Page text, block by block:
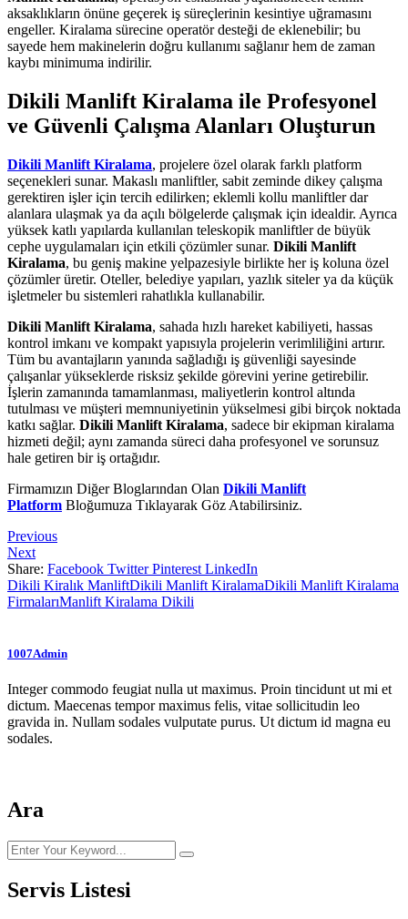
aksaklıkların önüne geçerek iş süreçlerinin kesintiye uğramasını
engeller. Kiralama sürecine operatör desteği de eklenebilir; bu
sayede hem makinelerin doğru kullanımı sağlanır hem de zaman
kaybı minimuma indirilir.
Dikili Manlift Kiralama ile Profesyonel
ve Güvenli Çalışma Alanları Oluşturun
Dikili Manlift Kiralama, projelere özel olarak farklı platform
seçenekleri sunar. Makaslı manliftler, sabit zeminde dikey çalışma
gerektiren işler için tercih edilirken; eklemli kollu manliftler dar
alanlara ulaşmak ya da açılı bölgelerde çalışmak için idealdir. Ayrıca
yüksek katlı yapılarda kullanılan teleskopik manliftler de büyük
cephe uygulamaları için etkili çözümler sunar. Dikili Manlift
Kiralama, bu geniş makine yelpazesiyle birlikte her iş koluna özel
çözümler üretir. Oteller, belediye yapıları, yazlık siteler ya da küçük
işletmeler bu sistemleri rahatlıkla kullanabilir.
Dikili Manlift Kiralama, sahada hızlı hareket kabiliyeti, hassas
kontrol imkanı ve kompakt yapısıyla projelerin verimliliğini artırır.
Tüm bu avantajların yanında sağladığı iş güvenliği sayesinde
çalışanlar yükseklerde risksiz şekilde görevini yerine getirebilir.
İşlerin zamanında tamamlanması, maliyetlerin kontrol altında
tutulması ve müşteri memnuniyetinin yükselmesi gibi birçok noktada
katkı sağlar. Dikili Manlift Kiralama, sadece bir ekipman kiralama
hizmeti değil; aynı zamanda süreci daha profesyonel ve sorunsuz
hale getiren bir iş ortağıdır.
Firmamızın Diğer Bloglarından Olan Dikili Manlift
Platform Bloğumuza Tıklayarak Göz Atabilirsiniz.
Previous
Next
Share: Facebook TwitterPinterest LinkedIn
Dikili Kiralık ManliftDikili Manlift KiralamaDikili Manlift Kiralama
FirmalarıManlift Kiralama Dikili
1007Admin
Integer commodo feugiat nulla ut maximus. Proin tincidunt ut mi et
dictum. Maecenas tempor maximus felis, vitae sollicitudin leo
gravida in. Nullam sodales vulputate purus. Ut dictum id magna eu
sodales.
Ara
Servis Listesi